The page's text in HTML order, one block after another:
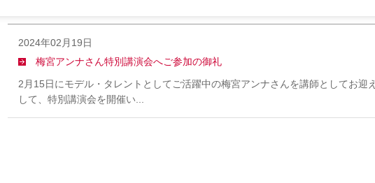
2024年02月19日
梅宮アンナさん特別講演会へご参加の御礼
2月15日にモデル・タレントとしてご活躍中の梅宮アンナさんを講師としてお迎え
して、特別講演会を開催い...